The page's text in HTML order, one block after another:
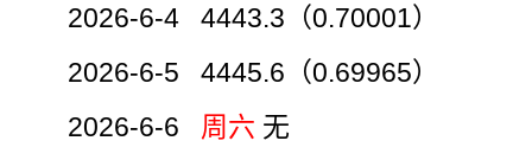
2026-6-4 4443.3（0.70001）
2026-6-5 4445.6（0.69965）
2026-6-6 周六 无